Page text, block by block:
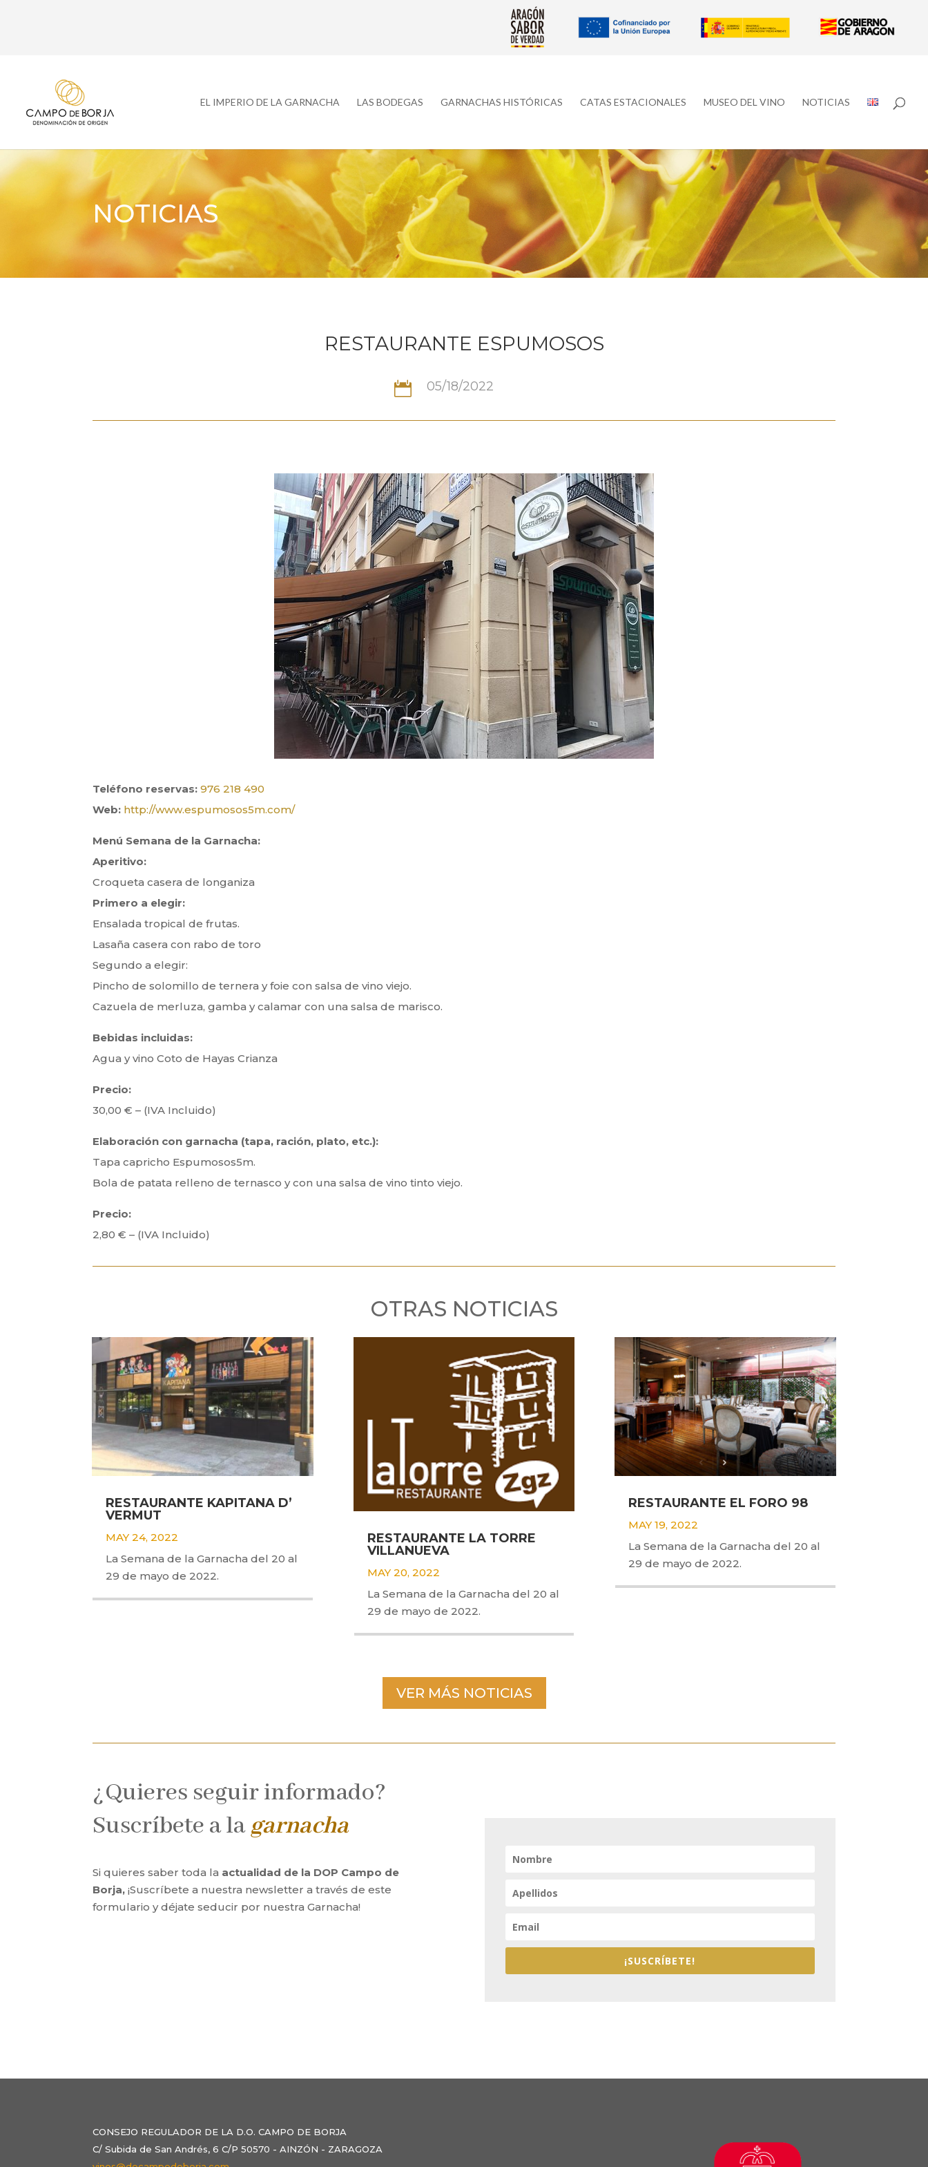
EL IMPERIO DE LA GARNACHA LAS BODEGAS GARNACHAS HISTÓRICAS CATAS ESTACIONALES MUSEO DEL VINO NOTICIAS
NOTICIAS
RESTAURANTE ESPUMOSOS
 05/18/2022
Teléfono reservas:976 218 490
Web: http://www.espumosos5m.com/
Menú Semana de la Garnacha:
Aperitivo:
Croqueta casera de longaniza
Primero a elegir:
Ensalada tropical de frutas.
Lasaña casera con rabo de toro
Segundo a elegir:
Pincho de solomillo de ternera y foie con salsa de vino viejo.
Cazuela de merluza, gamba y calamar con una salsa de marisco.
Bebidas incluidas:
Agua y vino Coto de Hayas Crianza
Precio:
30,00 € – (IVA Incluido)
Elaboración con garnacha (tapa, ración, plato, etc.):
Tapa capricho Espumosos5m.
Bola de patata relleno de ternasco y con una salsa de vino tinto viejo.
Precio:
2,80 € – (IVA Incluido)
OTRAS NOTICIAS
RESTAURANTE KAPITANA D’
VERMUT
MAY 24, 2022
La Semana de la Garnacha del 20 al
29 de mayo de 2022.
RESTAURANTE LA TORRE
VILLANUEVA
MAY 20, 2022
La Semana de la Garnacha del 20 al
29 de mayo de 2022.
RESTAURANTE EL FORO 98
MAY 19, 2022
La Semana de la Garnacha del 20 al
29 de mayo de 2022.
VER MÁS NOTICIAS
¿Quieres seguir informado?
Suscríbete a lagarnacha
Si quieres saber toda la actualidad de la DOP Campo de
Borja, ¡Suscríbete a nuestra newsletter a través de este
formulario y déjate seducir por nuestra Garnacha!
¡SUSCRÍBETE!
CONSEJO REGULADOR DE LA D.O. CAMPO DE BORJA
C/ Subida de San Andrés, 6 C/P 50570 - AINZÓN - ZARAGOZA